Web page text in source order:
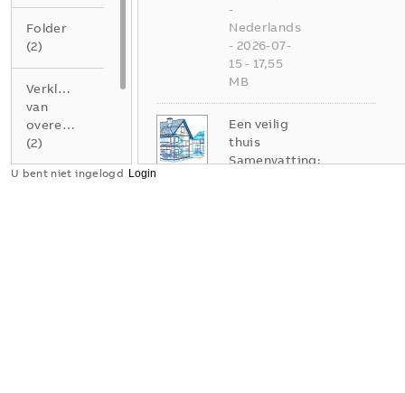
Folder
(2)
Verklaring
van
overeenstemming
(2)
-
Nederlands
-2026-07-
15 - 17,55
MB
Een veilig
thuis
Samenvatting:
U bent niet ingelogd